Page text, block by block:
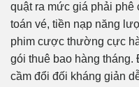
quật ra mức giá phải
toán vé, tiền nạp năng
phim cược thường cực
gói thuê bao hàng
cầm đổi đối kháng giản